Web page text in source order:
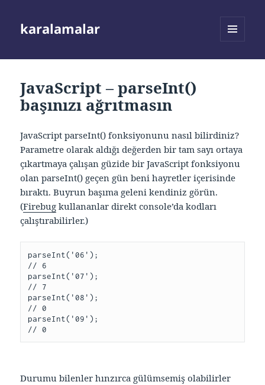
karalamalar
JavaScript – parseInt()
başınızı ağrıtmasın
JavaScript parseInt() fonksiyonunu nasıl bilirdiniz?
Parametre olarak aldığı değerden bir tam sayı ortaya
çıkartmaya çalışan güzide bir JavaScript fonksiyonu
olan parseInt() geçen gün beni hayretler içerisinde
bıraktı. Buyrun başıma geleni kendiniz görün.
(Firebug kullananlar direkt console’da kodları
çalıştırabilirler.)
parseInt('06');
// 6
parseInt('07');
// 7
parseInt('08');
// 0
parseInt('09');
// 0
Durumu bilenler hınzırca gülümsemiş olabilirler